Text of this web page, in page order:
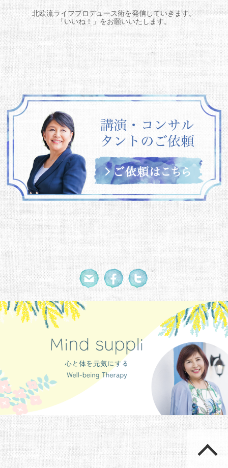
北欧流ライフプロデュース術を発信していきます。
「いいね！」をお願いいたします。